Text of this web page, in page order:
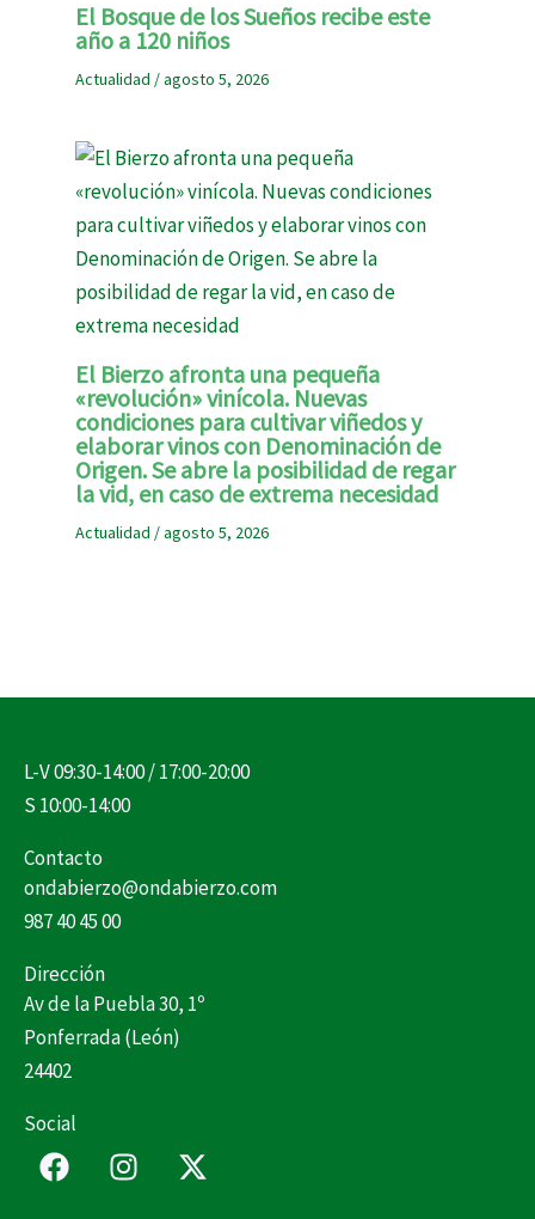
El Bosque de los Sueños recibe este
año a 120 niños
Actualidad /agosto 5, 2026
El Bierzo afronta una pequeña
«revolución» vinícola. Nuevas
condiciones para cultivar viñedos y
elaborar vinos con Denominación de
Origen. Se abre la posibilidad de regar
la vid, en caso de extrema necesidad
Actualidad /agosto 5, 2026
L-V 09:30-14:00 / 17:00-20:00
S 10:00-14:00
Contacto
ondabierzo@ondabierzo.com
987 40 45 00
Dirección
Av de la Puebla 30, 1º
Ponferrada (León)
24402
Social
F
a
I
n
X
-